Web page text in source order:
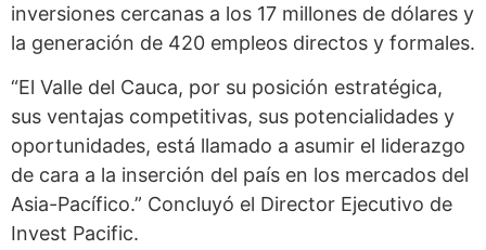
inversiones cercanas a los 17 millones de dólares y
la generación de 420 empleos directos y formales.
“El Valle del Cauca, por su posición estratégica,
sus ventajas competitivas, sus potencialidades y
oportunidades, está llamado a asumir el liderazgo
de cara a la inserción del país en los mercados del
Asia-Pacífico.” Concluyó el Director Ejecutivo de
Invest Pacific.